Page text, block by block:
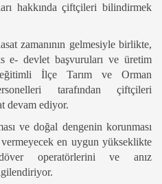
hakkında çiftçileri bilindirmek
zamanının gelmesiyle birlikte,
e- devlet başvuruları ve üretim
İlçe Tarım ve Orman
tarafından çiftçileri
devam ediyor.
ve doğal dengenin korunması
vermeyecek en uygun yükseklikte
operatörlerini ve anız